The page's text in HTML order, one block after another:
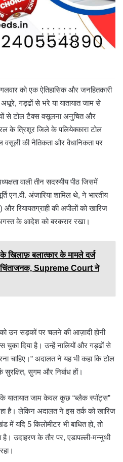
को एक ऐतिहासिक और जनहितकारी
गड्ढों से भरे या यातायात जाम से
से टोल टैक्स वसूलना अनुचित और
के त्रिशूर जिले के पलियेक्कारा टोल
वसूली की नैतिकता और वैधानिकता पर
वाली तीन सदस्यीय पीठ जिसमें
एन.वी. अंजारिया शामिल थे, ने भारतीय
और रियायतग्राही की अपीलों को खारिज
के आदेश को बरकरार रखा।
के खिलाफ़ बलात्कार के मामले दर्ज
चिंताजनक, Supreme Court ने
उन सड़कों पर चलने की आज़ादी होनी
चुका दिया है। उन्हें नालियों और गड्ढों से
चाहिए।” अदालत ने यह भी कहा कि टोल
सुगम और निर्बाध हों।
यातायात जाम केवल कुछ “ब्लैक स्पॉट्स”
है। लेकिन अदालत ने इस तर्क को खारिज
यदि 5 किलोमीटर भी बाधित हो, तो
उदाहरण के तौर पर, एडापल्ली-मन्नुथी